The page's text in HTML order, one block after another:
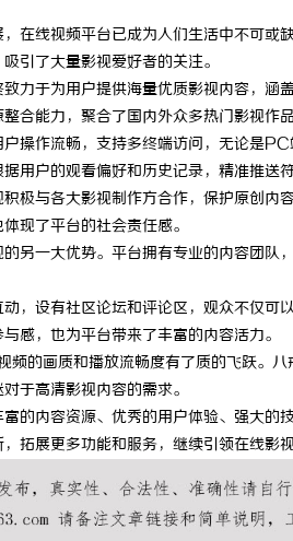
在线视频平台已成为人们生活中不可
引了大量影视爱好者的关注。
力于为用户提供海量优质影视内容，
合能力，聚合了国内外众多热门影视作
操作流畅，支持多终端访问，无论是
用户的观看偏好和历史记录，精准推送
极与各大影视制作方合作，保护原创
现了平台的社会责任感。
另一大优势。平台拥有专业的内容团
，设有社区论坛和评论区，观众不仅
感，也为平台带来了丰富的内容活力。
频的画质和播放流畅度有了质的飞跃。
于高清影视内容的需求。
的内容资源、优秀的用户体验、强大
拓展更多功能和服务，继续引领在线
武汉配眼镜 上海配眼镜